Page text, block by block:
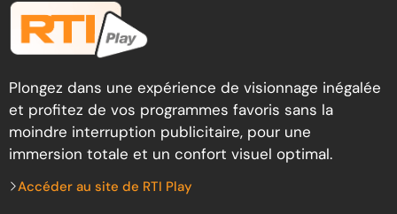
Plongez dans une expérience de visionnage inégalée
et profitez de vos programmes favoris sans la
moindre interruption publicitaire, pour une
immersion totale et un confort visuel optimal.
Accéder au site de RTI Play